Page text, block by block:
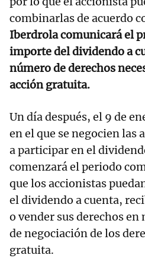
combinarlas de acuerdo
Iberdrola comunicará el
importe del dividendo a
número de derechos
acción gratuita.
Un día después, el 9 de
en el que se negocien las
a participar en el
comenzará el periodo
que los accionistas
el dividendo a cuenta,
o vender sus derechos
de negociación de los
gratuita.